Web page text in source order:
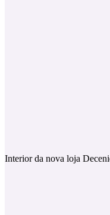
Interior da nova loja